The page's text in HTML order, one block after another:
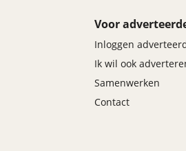
Voor
Inloggen
Ik wil ook
Samenwerken
Contact